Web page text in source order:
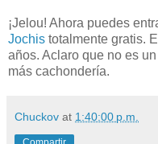
¡Jelou! Ahora puedes
Jochis totalmente gratis.
años. Aclaro que no es
más cachondería.
Chuckov at 1:40:00 p.m.